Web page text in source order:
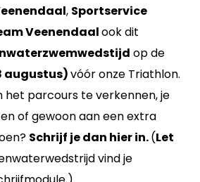
, Sportservice
Veenendaalook dit
op de
augustus)vóór onze Triathlon.
het parcours te verkennen, je
of gewoon aan een extra
Schrijf je dan hier in.(Let
vind je